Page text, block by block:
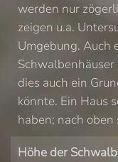
werden nur
zeigen u.a.
Umgebung. Auch
dies auch ein
könnte. Ein Haus
haben; nach
Höhe der